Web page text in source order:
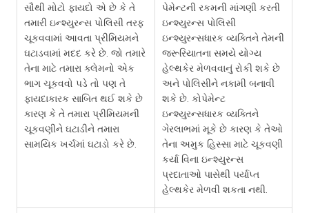
સૌથી મોટો ફાયદો એ છે કે તે
તમારી ઇન્શ્યુરન્સ પોલિસી તરફ
ચૂકવવામાં આવતા પ્રીમિયમને
ઘટાડવામાં મદદ કરે છે. જો તમારે
તેના માટે તમારા ક્લેમનો એક
ભાગ ચૂકવવો પડે તો પણ તે
ફાયદાકારક સાબિત થઈ શકે છે
કારણ કે તે તમારા પ્રીમિયમની
ચૂકવણીને ઘટાડીને તમારા
સામયિક ખર્ચમાં ઘટાડો કરે છે.
પેમેન્ટની રકમની માંગણી કરતી
ઇન્શ્યુરન્સ પોલિસી
ઇન્શ્યુરન્સધારક વ્યક્તિને તેમની
જરૂરિયાતના સમયે યોગ્ય
હેલ્થકેર મેળવવાનું રોકી શકે છે
અને પોલિસીને નકામી બનાવી
શકે છે. કોપેમેન્ટ
ઇન્શ્યુરન્સધારક વ્યક્તિને
ગેરલાભમાં મૂકે છે કારણ કે તેઓ
તેના અમુક હિસ્સા માટે ચૂકવણી
કર્યા વિના ઇન્શ્યુરન્સ
પ્રદાતાઓ પાસેથી પર્યાપ્ત
હેલ્થકેર મેળવી શકતા નથી.